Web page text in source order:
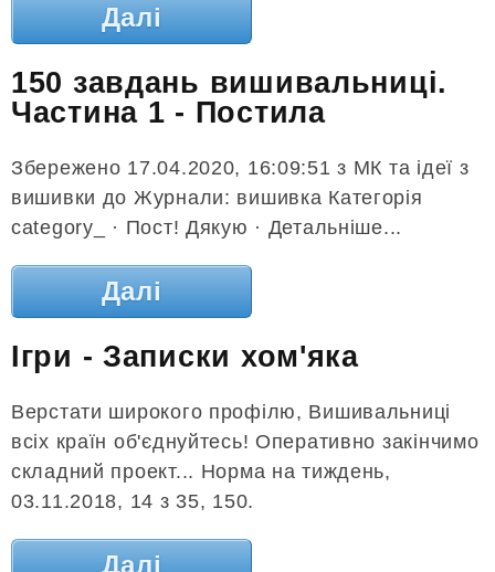
Далі
150 завдань вишивальниці.
Частина 1 - Постила
Збережено 17.04.2020, 16:09:51 з МК та ідеї з
вишивки до Журнали: вишивка Категорія
category_ · Пост! Дякую · Детальніше...
Далі
Ігри - Записки хом'яка
Верстати широкого профілю, Вишивальниці
всіх країн об'єднуйтесь! Оперативно закінчимо
складний проект... Норма на тиждень,
03.11.2018, 14 з 35, 150.
Далі